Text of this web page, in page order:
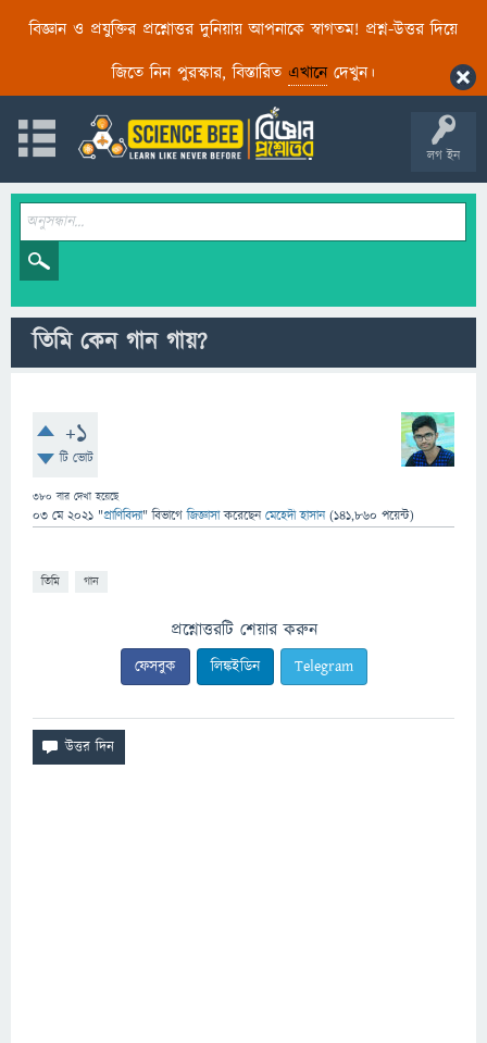
বিজ্ঞান ও প্রযুক্তির প্রশ্নোত্তর দুনিয়ায় আপনাকে স্বাগতম! প্রশ্ন-উত্তর দিয়ে
জিতে নিন পুরস্কার, বিস্তারিত এখানেদেখুন।
লগ ইন
তিমি কেন গান গায়?
+1
টি ভোট
380 বার দেখা হয়েছে
03 মে 2021 "প্রাণিবিদ্যা" বিভাগে জিজ্ঞাসাকরেছেনমেহেদী হাসান (141,860 পয়েন্ট)
তিমি গান
প্রশ্নোত্তরটি শেয়ার করুন
ফেসবুক লিঙ্কইডিন Telegram